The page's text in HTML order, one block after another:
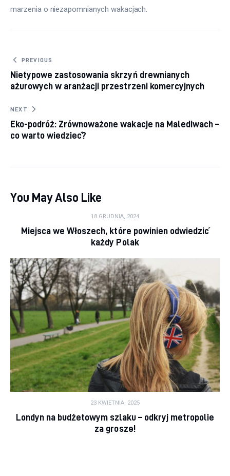
marzenia o niezapomnianych wakacjach.
Nawigacja wpisu
PREVIOUS
Nietypowe zastosowania skrzyń drewnianych
ażurowych w aranżacji przestrzeni komercyjnych
NEXT
Eko-podróż: Zrównoważone wakacje na Malediwach –
co warto wiedzieć?
You May Also Like
18 GRUDNIA, 2024
Miejsca we Włoszech, które powinien odwiedzić
każdy Polak
23 KWIETNIA, 2025
Londyn na budżetowym szlaku – odkryj metropolie
za grosze!